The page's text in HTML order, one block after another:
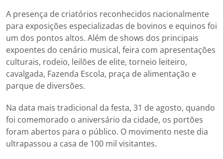
A presença de criatórios reconhecidos nacionalmente
para exposições especializadas de bovinos e equinos foi
um dos pontos altos. Além de shows dos principais
expoentes do cenário musical, feira com apresentações
culturais, rodeio, leilões de elite, torneio leiteiro,
cavalgada, Fazenda Escola, praça de alimentação e
parque de diversões.
Na data mais tradicional da festa, 31 de agosto, quando
foi comemorado o aniversário da cidade, os portões
foram abertos para o público. O movimento neste dia
ultrapassou a casa de 100 mil visitantes.